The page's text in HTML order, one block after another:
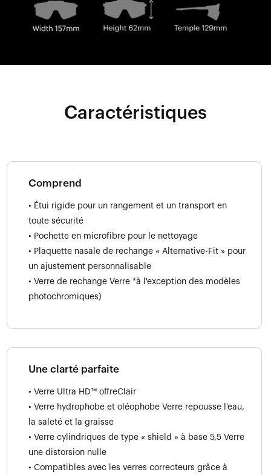
Caractéristiques
Comprend
• Étui rigide pour un rangement et un transport en
toute sécurité
• Pochette en microfibre pour le nettoyage
• Plaquette nasale de rechange « Alternative-Fit » pour
un ajustement personnalisable
• Verre de rechange Verre *à l'exception des modèles
photochromiques)
Une clarté parfaite
• Verre Ultra HD™ offreClair
• Verre hydrophobe et oléophobe Verre repousse l'eau,
la saleté et la graisse
• Verre cylindriques de type « shield » à base 5,5 Verre
une distorsion nulle
• Compatibles avec les verres correcteurs grâce à